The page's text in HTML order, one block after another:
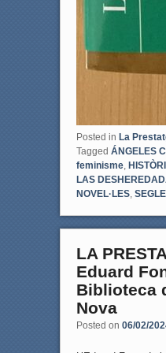
Posted in La
Tagged ÁNGELES
feminisme,
LAS
NOVEL·LES,
LA
Eduard
Biblioteca
Nova
Posted on 06/02/